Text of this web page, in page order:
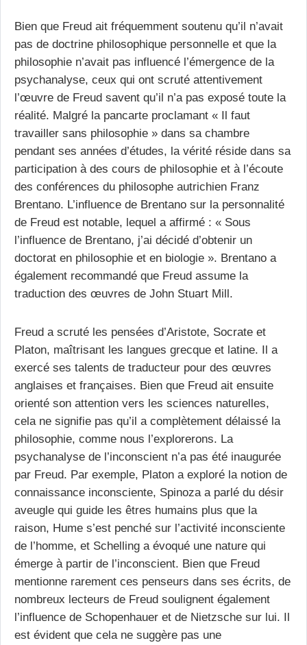
Bien que Freud ait fréquemment soutenu qu’il n’avait
pas de doctrine philosophique personnelle et que la
philosophie n’avait pas influencé l’émergence de la
psychanalyse, ceux qui ont scruté attentivement
l’œuvre de Freud savent qu’il n’a pas exposé toute la
réalité. Malgré la pancarte proclamant « Il faut
travailler sans philosophie » dans sa chambre
pendant ses années d’études, la vérité réside dans sa
participation à des cours de philosophie et à l’écoute
des conférences du philosophe autrichien Franz
Brentano. L’influence de Brentano sur la personnalité
de Freud est notable, lequel a affirmé : « Sous
l’influence de Brentano, j’ai décidé d’obtenir un
doctorat en philosophie et en biologie ». Brentano a
également recommandé que Freud assume la
traduction des œuvres de John Stuart Mill.
Freud a scruté les pensées d’Aristote, Socrate et
Platon, maîtrisant les langues grecque et latine. Il a
exercé ses talents de traducteur pour des œuvres
anglaises et françaises. Bien que Freud ait ensuite
orienté son attention vers les sciences naturelles,
cela ne signifie pas qu’il a complètement délaissé la
philosophie, comme nous l’explorerons. La
psychanalyse de l’inconscient n’a pas été inaugurée
par Freud. Par exemple, Platon a exploré la notion de
connaissance inconsciente, Spinoza a parlé du désir
aveugle qui guide les êtres humains plus que la
raison, Hume s’est penché sur l’activité inconsciente
de l’homme, et Schelling a évoqué une nature qui
émerge à partir de l’inconscient. Bien que Freud
mentionne rarement ces penseurs dans ses écrits, de
nombreux lecteurs de Freud soulignent également
l’influence de Schopenhauer et de Nietzsche sur lui. Il
est évident que cela ne suggère pas une